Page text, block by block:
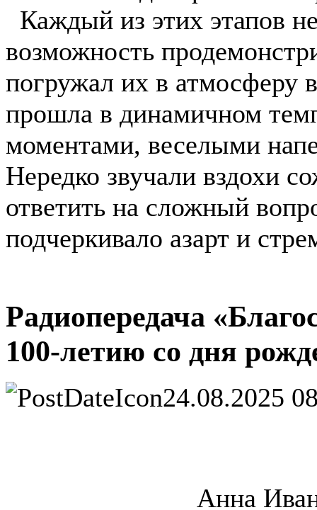
Каждый из этих этапов
возможность
погружал их в атмосферу
прошла в динамичном
моментами, веселыми
Нередко звучали вздохи
ответить на сложный
подчеркивало азарт и
Радиопередача
100-летию со дня
24.08.2025
Анна